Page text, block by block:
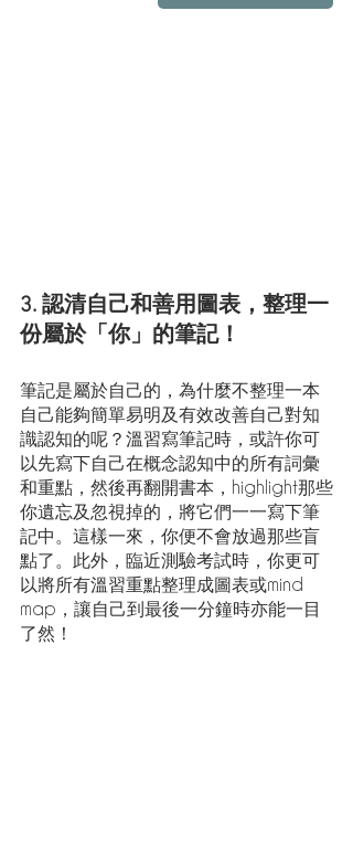
3. 認清自己和善用圖表，整理一
份屬於「你」的筆記！
筆記是屬於自己的，為什麼不整理一本
自己能夠簡單易明及有效改善自己對知
識認知的呢？溫習寫筆記時，或許你可
以先寫下自己在概念認知中的所有詞彙
和重點，然後再翻開書本，highlight那些
你遺忘及忽視掉的，將它們一一寫下筆
記中。這樣一來，你便不會放過那些盲
點了。此外，臨近測驗考試時，你更可
以將所有溫習重點整理成圖表或mind
map，讓自己到最後一分鐘時亦能一目
了然！